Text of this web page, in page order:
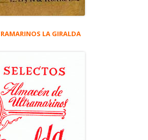
LA GIRALDA